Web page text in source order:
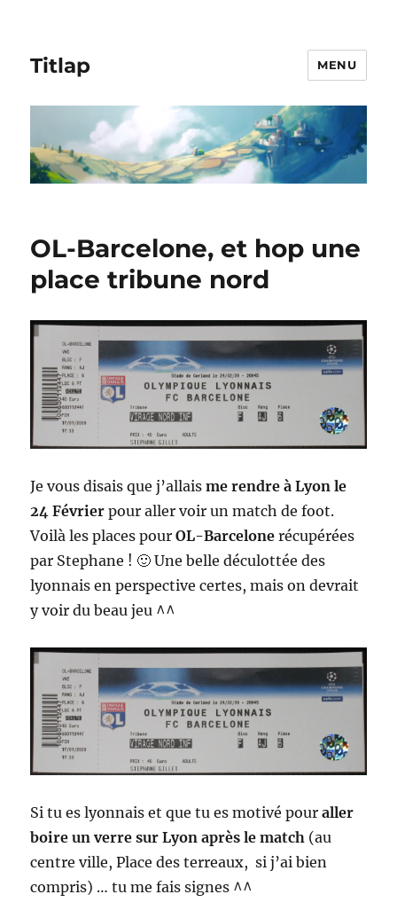
Titlap MENU
OL-Barcelone, et hop une
place tribune nord
Je vous disais que j’allaisme rendre à Lyon le
24 Février pour aller voir un match de foot.
Voilà les places pourOL-Barcelone récupérées
par Stephane ! 🙂 Une belle déculottée des
lyonnais en perspective certes, mais on devrait
y voir du beau jeu ^^
Si tu es lyonnais et que tu es motivé pouraller
boire un verre sur Lyon après le match (au
centre ville, Place des terreaux, si j’ai bien
compris) … tu me fais signes ^^